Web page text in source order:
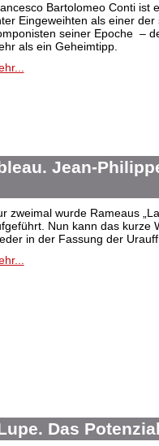
Bartolomeo Conti ist
Eingeweihten als einer
seiner Epoche –
als ein Geheimtipp.
Jean-
zweimal wurde Rameaus
Nun kann das kurze
in der Fassung der
Das